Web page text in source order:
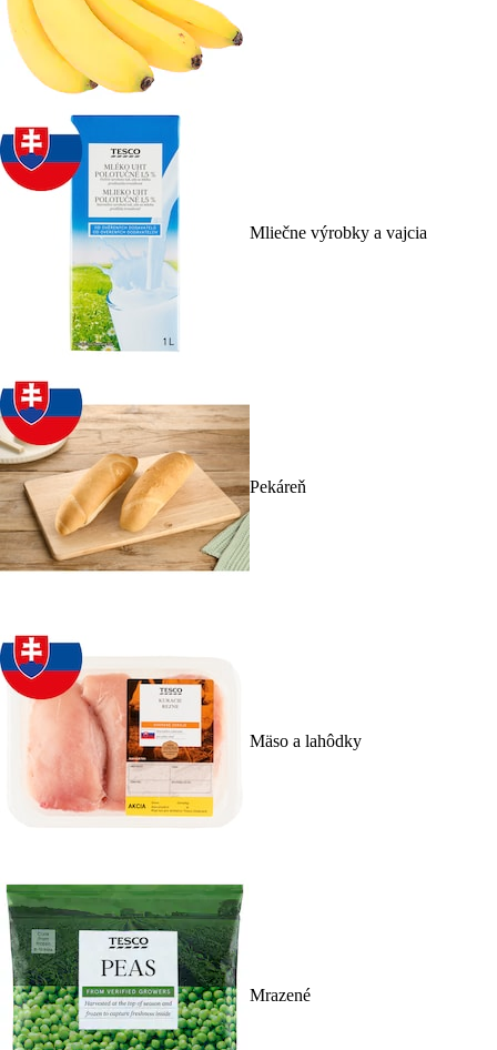
Mliečne výrobky a vajcia
Pekáreň
Mäso a lahôdky
Mrazené